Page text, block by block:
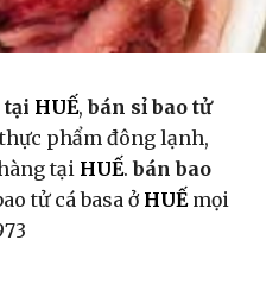
tại HUẾ,bán sỉ bao tử
phẩm đông lạnh,
tại HUẾ.bán bao
tử cá basa ở HUẾmọi